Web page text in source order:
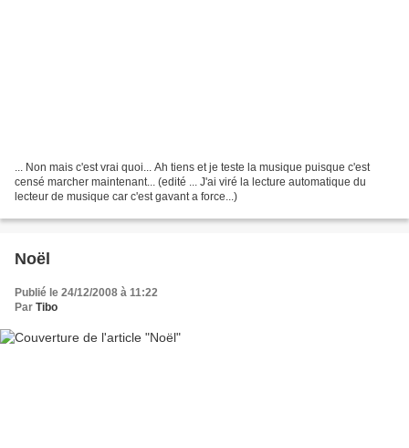
... Non mais c'est vrai quoi... Ah tiens et je teste la musique puisque c'est
censé marcher maintenant... (edité ... J'ai viré la lecture automatique du
lecteur de musique car c'est gavant a force...)
Noël
Publié le 24/12/2008 à 11:22
Par Tibo